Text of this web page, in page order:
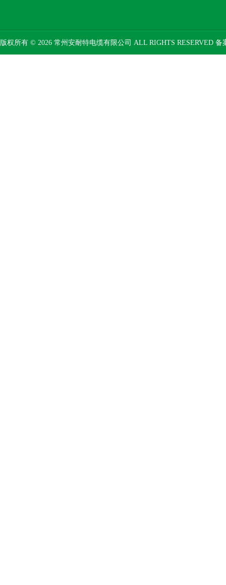
版权所有 © 2026 常州安耐特电缆有限公司 ALL RIGHTS RESERVED 备